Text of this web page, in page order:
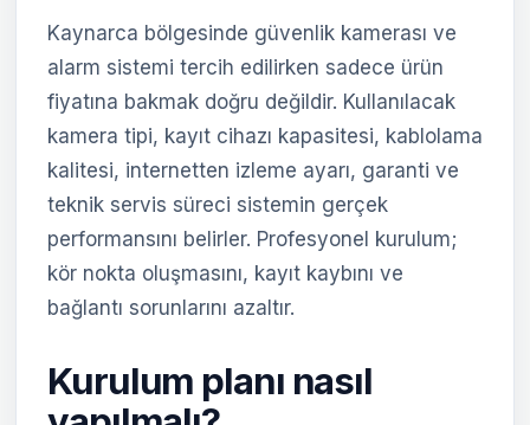
Kaynarca bölgesinde güvenlik kamerası ve
alarm sistemi tercih edilirken sadece ürün
fiyatına bakmak doğru değildir. Kullanılacak
kamera tipi, kayıt cihazı kapasitesi, kablolama
kalitesi, internetten izleme ayarı, garanti ve
teknik servis süreci sistemin gerçek
performansını belirler. Profesyonel kurulum;
kör nokta oluşmasını, kayıt kaybını ve
bağlantı sorunlarını azaltır.
Kurulum planı nasıl